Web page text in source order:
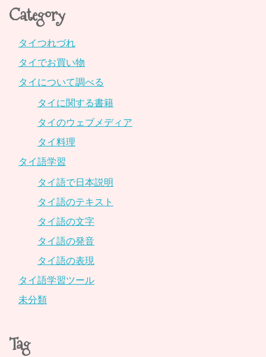
Category
タイつれづれ
タイでお買い物
タイについて調べる
タイに関する書籍
タイのウェブメディア
タイ料理
タイ語学習
タイ語で日本説明
タイ語のテキスト
タイ語の文字
タイ語の発音
タイ語の表現
タイ語学習ツール
未分類
Tag